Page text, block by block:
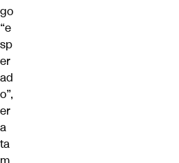
go
“e
sp
er
ad
o”,
er
a
ta